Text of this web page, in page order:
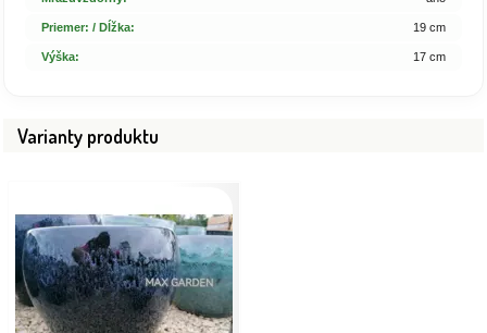
Priemer: / Dĺžka: 19 cm
Výška: 17 cm
Varianty produktu